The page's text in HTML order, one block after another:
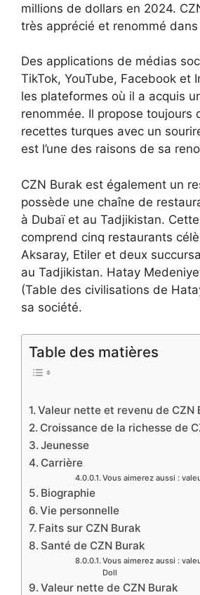
millions de dollars en 2024.
très apprécié et renommé
Des applications de médias
TikTok, YouTube, Facebook et
les plateformes où il a acquis
renommée. Il propose toujours
recettes turques avec un
est l’une des raisons de sa
CZN Burak est également un
possède une chaîne de
à Dubaï et au Tadjikistan.
comprend cinq restaurants
Aksaray, Etiler et deux
au Tadjikistan. Hatay
(Table des civilisations de
sa société.
Table des matières
Valeur nette et revenu de CZN
Croissance de la richesse de
Jeunesse
Carrière
Vous aimerez aussi :
Biographie
Vie personnelle
Faits sur CZN Burak
Santé de CZN Burak
Vous aimerez aussi :
Doll
Valeur nette de CZN Burak